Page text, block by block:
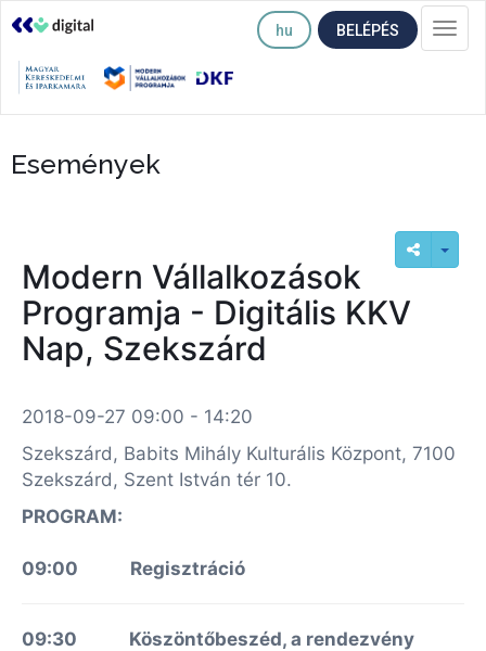
hu BELÉPÉS
Események
Modern Vállalkozások
Programja - Digitális KKV
Nap, Szekszárd
2018-09-27 09:00 - 14:20
Szekszárd, Babits Mihály Kulturális Központ, 7100
Szekszárd, Szent István tér 10.
PROGRAM:
09:00 Regisztráció
09:30 Köszöntőbeszéd, a rendezvény